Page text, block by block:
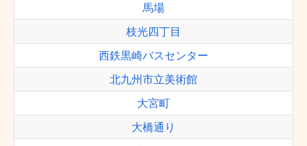
馬場
枝光四丁目
西鉄黒崎バスセンター
北九州市立美術館
大宮町
大橋通り